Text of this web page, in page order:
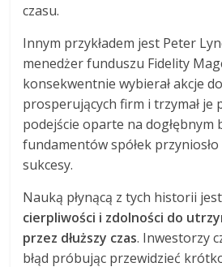
czasu.
Innym przykładem jest Peter
menedżer funduszu Fidelity
konsekwentnie wybierał akcje
prosperujących firm i trzymał je
podejście oparte na dogłębnym
fundamentów spółek
sukcesy.
Nauką płynącą z tych historii
cierpliwości i zdolności do
przez dłuższy czas. Inwestorzy
błąd próbując przewidzieć